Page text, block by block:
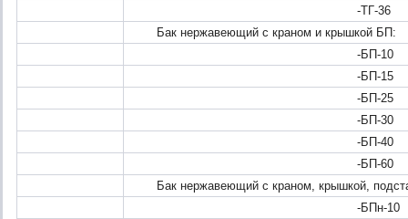
-ТГ-36
Бак нержавеющий с краном и крышкой БП:
-БП-10
-БП-15
-БП-25
-БП-30
-БП-40
-БП-60
Бак нержавеющий с краном, крышкой,
-БПн-10